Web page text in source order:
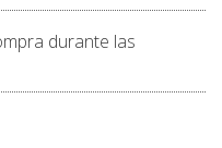
durante las